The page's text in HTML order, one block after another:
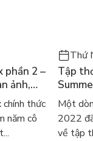
phần 2 –
ảnh,
thức
năm cô
Thứ
Tập
ra mắt
gây sốt
Một
2022
về tập